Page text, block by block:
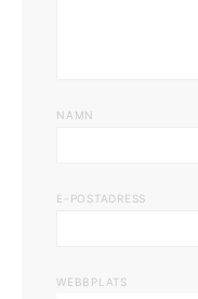
NAMN
E-POSTADRESS
WEBBPLATS